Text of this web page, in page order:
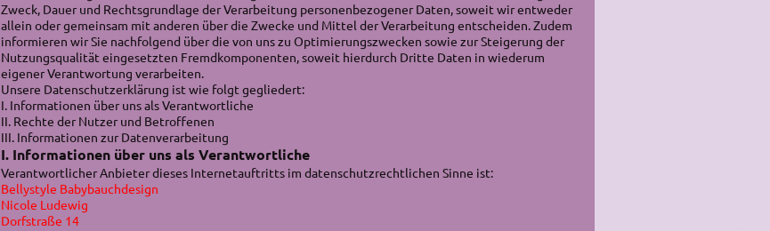
Zweck, Dauer und Rechtsgrundlage der Verarbeitung personenbezogener Daten, soweit wir entweder
allein oder gemeinsam mit anderen über die Zwecke und Mittel der Verarbeitung entscheiden. Zudem
informieren wir Sie nachfolgend über die von uns zu Optimierungszwecken sowie zur Steigerung der
Nutzungsqualität eingesetzten Fremdkomponenten, soweit hierdurch Dritte Daten in wiederum
eigener Verantwortung verarbeiten.
Unsere Datenschutzerklärung ist wie folgt gegliedert:
I. Informationen über uns als Verantwortliche
II. Rechte der Nutzer und Betroffenen
III. Informationen zur Datenverarbeitung
I. Informationen über uns als Verantwortliche
Verantwortlicher Anbieter dieses Internetauftritts im datenschutzrechtlichen Sinne ist:
Bellystyle Babybauchdesign
Nicole Ludewig
Dorfstraße 14